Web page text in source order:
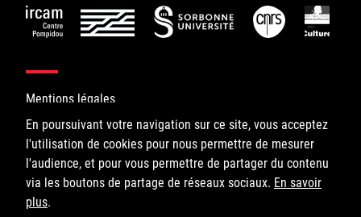
En poursuivant votre navigation sur ce site, vous acceptez
l'utilisation de cookies pour nous permettre de mesurer
l'audience, et pour vous permettre de partager du contenu
via les boutons de partage de réseaux sociaux. En savoir
plus.
Mentions légales
©IRCAM, 2026. All Rights Reserved.
1, place Igor-Stravinsky
75004 Paris